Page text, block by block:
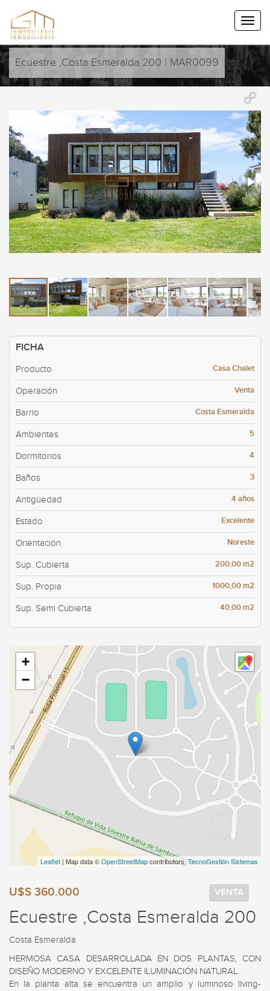
Ecuestre ,Costa Esmeralda 200 | MAR0099
FICHA
Producto Casa Chalet
Operación Venta
Barrio Costa Esmeralda
Ambientes 5
Dormitorios 4
Baños 3
Antigüedad 4 años
Estado Excelente
Orientación Noreste
Sup. Cubierta 200,00 m2
Sup. Propia 1000,00 m2
Sup. Semi Cubierta 40,00 m2
+
−
Leaflet | Map data ©OpenStreetMapcontributors,TecnoGestión Sistemas
U$S 360.000 VENTA
Ecuestre ,Costa Esmeralda 200
Costa Esmeralda
HERMOSA CASA DESARROLLADA EN DOS PLANTAS, CON
DISEÑO MODERNO Y EXCELENTE ILUMINACIÓN NATURAL.
En la planta alta se encuentra un amplio y luminoso living-